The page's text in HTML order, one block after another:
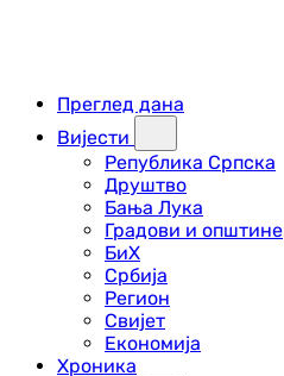
Преглед дана
Вијести
Република Српска
Друштво
Бања Лука
Градови и општине
БиХ
Србија
Регион
Свијет
Економија
Хроника